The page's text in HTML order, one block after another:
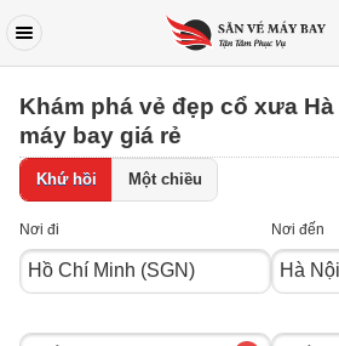
Khám phá vẻ đẹp cổ xưa
máy bay giá rẻ
Khứ hồi Một chiều
Nơi đi Nơi đến
Ngày
Ngày